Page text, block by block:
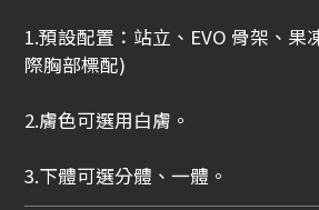
1.預設配置：站立、EVO 骨架、果
際胸部標配)
2.膚色可選用白膚。
3.下體可選分體、一體。